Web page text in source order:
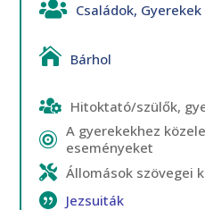
Családok, Gyerekek
Bárhol
Hitoktató/szülők,
A gyerekekhez
eseményeket
Állomások szövegei
Jezsuiták